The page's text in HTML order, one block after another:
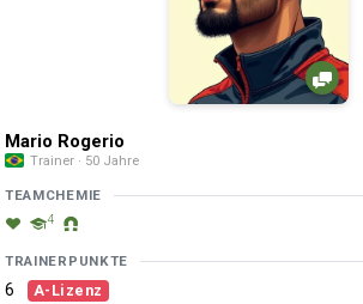
Mario Rogerio
Trainer · 50 Jahre
TEAMCHEMIE
4
TRAINERPUNKTE
6 A-Lizenz